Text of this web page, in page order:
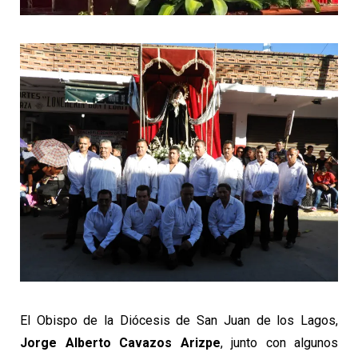
El Obispo de la Diócesis de San Juan de los Lagos,
Jorge Alberto Cavazos Arizpe, junto con algunos